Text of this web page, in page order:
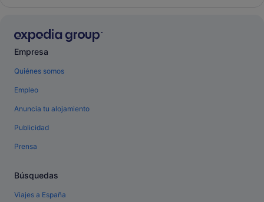
Empresa
Quiénes somos
Empleo
Anuncia tu alojamiento
Publicidad
Prensa
Búsquedas
Viajes a España